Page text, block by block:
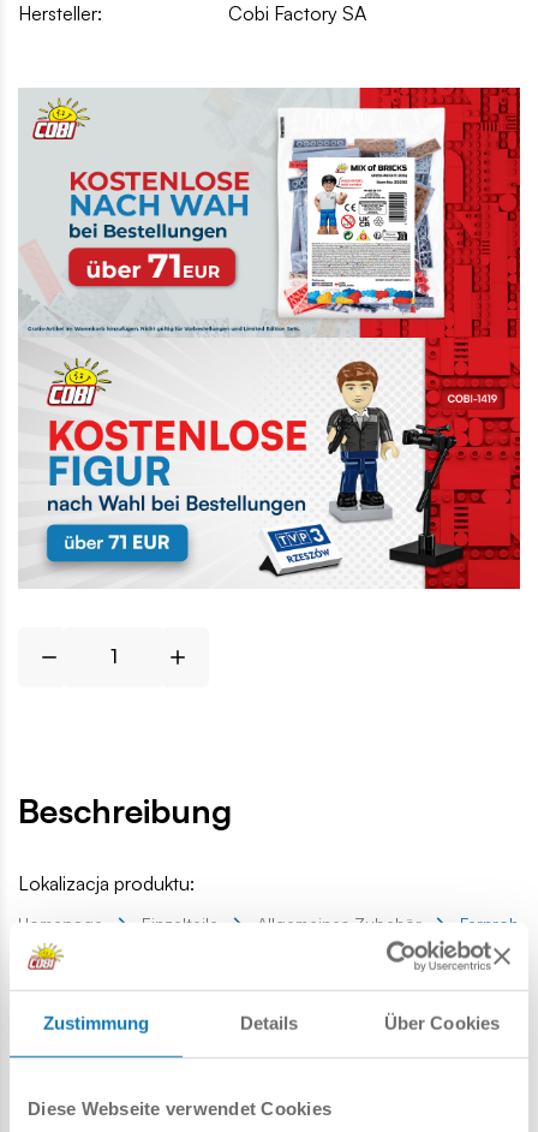
Zustimmung Details Über Cookies
Diese Webseite verwendet Cookies
Hersteller:
Cobi Factory SA
Beschreibung
Lokalizacja produktu:
Homepage Einzelteile Allgemeines Zubehör Fernrohr
Warnung
Erstickungsgefahr. Kleine Teile könnten verschluckt